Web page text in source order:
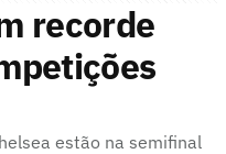
recorde
estão na semifinal